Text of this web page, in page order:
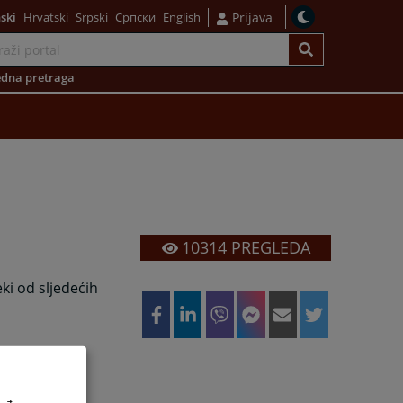
Hrvatski Srpski Српски English Prijava
pretraga
od sljedećih
10314PREGLEDA